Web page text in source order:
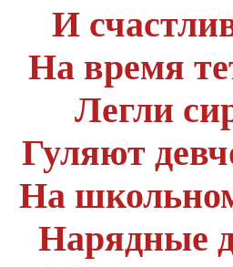
И
На время
Легли
Гуляют
На
Нарядные